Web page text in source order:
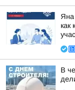
Яна
как
В